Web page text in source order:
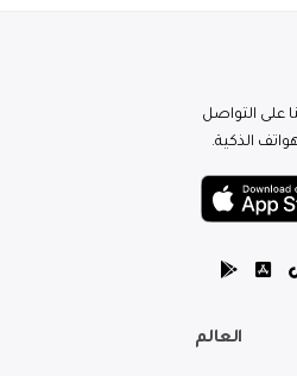
على التواصل
الذكية.
العالم